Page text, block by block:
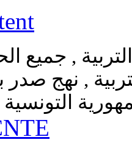
, جميع
, نهج صدر